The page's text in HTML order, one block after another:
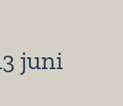
juni